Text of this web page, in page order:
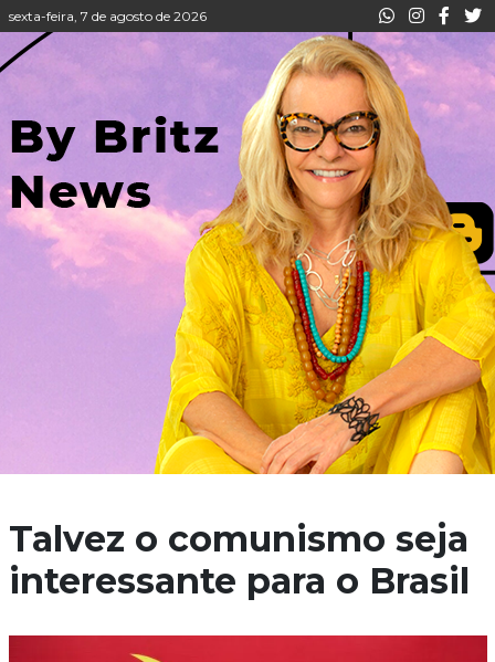
sexta-feira, 7 de agosto de 2026
Talvez o comunismo seja
interessante para o Brasil